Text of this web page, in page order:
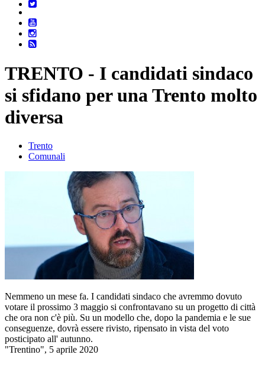
TRENTO - I candidati sindaco
si sfidano per una Trento molto
diversa
Trento
Comunali
Nemmeno un mese fa. I candidati sindaco che avremmo dovuto
votare il prossimo 3 maggio si confrontavano su un progetto di città
che ora non c'è più. Su un modello che, dopo la pandemia e le sue
conseguenze, dovrà essere rivisto, ripensato in vista del voto
posticipato all' autunno.
"Trentino", 5 aprile 2020